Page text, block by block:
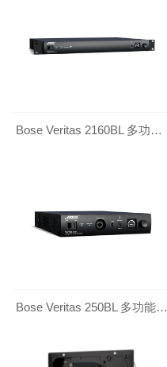
Bose Veritas 2160BL 多功能商业功率放大器
Bose Veritas 250BL 多功能商业功率放大器